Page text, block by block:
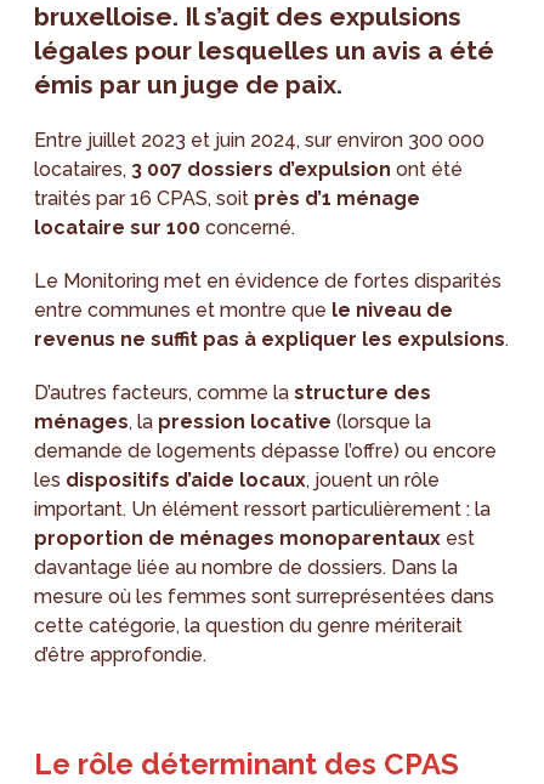
bruxelloise. Il s’agit des expulsions
légales pour lesquelles un avis a été
émis par un juge de paix.
Entre juillet 2023 et juin 2024, sur environ 300 000
locataires, 3 007 dossiers d’expulsion ont été
traités par 16 CPAS, soit près d’1 ménage
locataire sur 100 concerné.
Le Monitoring met en évidence de fortes disparités
entre communes et montre que le niveau de
revenus ne suffit pas à expliquer les expulsions.
D’autres facteurs, comme lastructure des
ménages, la pression locative (lorsque la
demande de logements dépasse l’offre) ou encore
les dispositifs d’aide locaux, jouent un rôle
important. Un élément ressort particulièrement : la
proportion de ménages monoparentaux est
davantage liée au nombre de dossiers. Dans la
mesure où les femmes sont surreprésentées dans
cette catégorie, la question du genre mériterait
d’être approfondie.
Le rôle déterminant des CPAS